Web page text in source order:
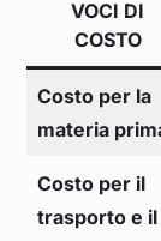
VOCI DI
COSTO
Costo per la
materia
Costo per il
trasporto e il